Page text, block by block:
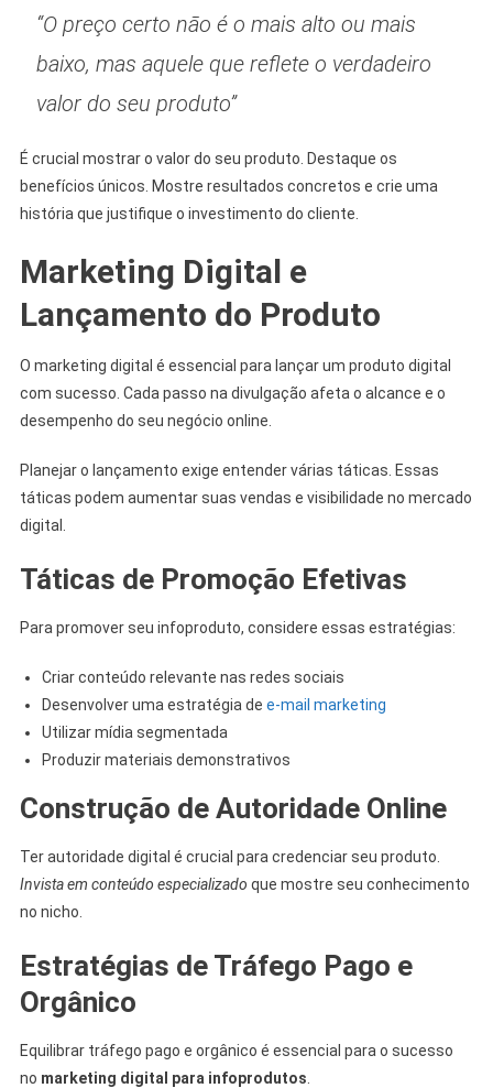
“O preço certo não é o mais alto ou mais
baixo, mas aquele que reflete o verdadeiro
valor do seu produto”
É crucial mostrar o valor do seu produto. Destaque os
benefícios únicos. Mostre resultados concretos e crie uma
história que justifique o investimento do cliente.
Marketing Digital e
Lançamento do Produto
O marketing digital é essencial para lançar um produto digital
com sucesso. Cada passo na divulgação afeta o alcance e o
desempenho do seu negócio online.
Planejar o lançamento exige entender várias táticas. Essas
táticas podem aumentar suas vendas e visibilidade no mercado
digital.
Táticas de Promoção Efetivas
Para promover seu infoproduto, considere essas estratégias:
Criar conteúdo relevante nas redes sociais
Desenvolver uma estratégia de e-mail marketing
Utilizar mídia segmentada
Produzir materiais demonstrativos
Construção de Autoridade Online
Ter autoridade digital é crucial para credenciar seu produto.
Invista em conteúdo especializado que mostre seu conhecimento
no nicho.
Estratégias de Tráfego Pago e
Orgânico
Equilibrar tráfego pago e orgânico é essencial para o sucesso
no marketing digital para infoprodutos